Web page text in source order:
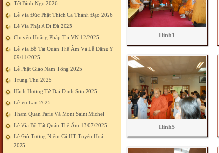
Tết Bính Ngọ 2026
Lễ Vía Đức Phật Thích Ca Thành Đạo 2026
Lễ Vía Phật A Di Đà 2025
Chuyến Hoằng Pháp Tại VN 12/2025
Lễ Vía Bồ Tát Quán Thế Âm Và Lễ Dâng Y
09/11/2025
Lễ Phật Giáo Nam Tông 2025
Trung Thu 2025
Hành Hương Tứ Đại Danh Sơn 2025
Lễ Vu Lan 2025
Tham Quan Paris Và Mont Saint Michel
Lễ Vía Bồ Tát Quán Thế Âm 13/07/2025
Lễ Giỗ Tưởng Niệm Cố HT Tuyên Hoá
2025
Hình1
Hình5